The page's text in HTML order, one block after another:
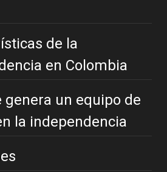
de la
en Colombia
genera un equipo de
la independencia